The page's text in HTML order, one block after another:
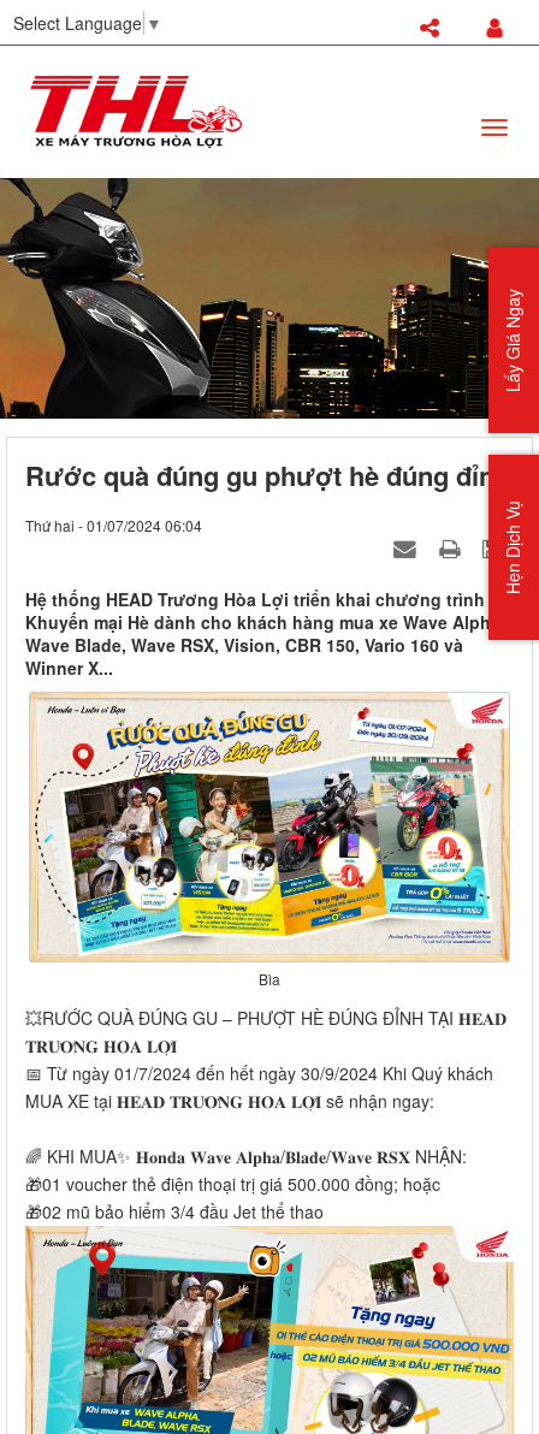
Select Language ▼
TRANG NHẤT
GIỚI THIỆU
XE TAY GA
XE SỐ
XE CÔN TAY
PHỤ KIỆN XE MÁY
PHỤ TÙNG
TUYỂN DỤNG
TIN TỨC
LIÊN HỆ
Rước quà đúng gu phượt hè đúng đỉnh
Thứ hai - 01/07/2024 06:04
Hệ thống HEAD Trương Hòa Lợi triển khai chương trình
Khuyến mại Hè dành cho khách hàng mua xe Wave Alpha,
Wave Blade, Wave RSX, Vision, CBR 150, Vario 160 và
Winner X...
Bìa
💥RƯỚC QUÀ ĐÚNG GU – PHƯỢT HÈ ĐÚNG ĐỈNH TẠI 𝐇𝐄𝐀𝐃
𝐓𝐑𝐔̛𝐎̛𝐍𝐆 𝐇𝐎̀𝐀 𝐋𝐎̛̣𝐈
📅 Từ ngày 01/7/2024 đến hết ngày 30/9/2024 Khi Quý khách
MUA XE tại 𝐇𝐄𝐀𝐃 𝐓𝐑𝐔̛𝐎̛𝐍𝐆 𝐇𝐎̀𝐀 𝐋𝐎̛̣𝐈 sẽ nhận ngay:
🌈 KHI MUA✨ 𝐇𝐨𝐧𝐝𝐚 𝐖𝐚𝐯𝐞 𝐀𝐥𝐩𝐡𝐚/𝐁𝐥𝐚𝐝𝐞/𝐖𝐚𝐯𝐞 𝐑𝐒𝐗 NHẬN:
🎁01 voucher thẻ điện thoại trị giá 500.000 đồng; hoặc
🎁02 mũ bảo hiểm 3/4 đầu Jet thể thao
Lấy Giá Ngay
Hẹn Dịch Vụ